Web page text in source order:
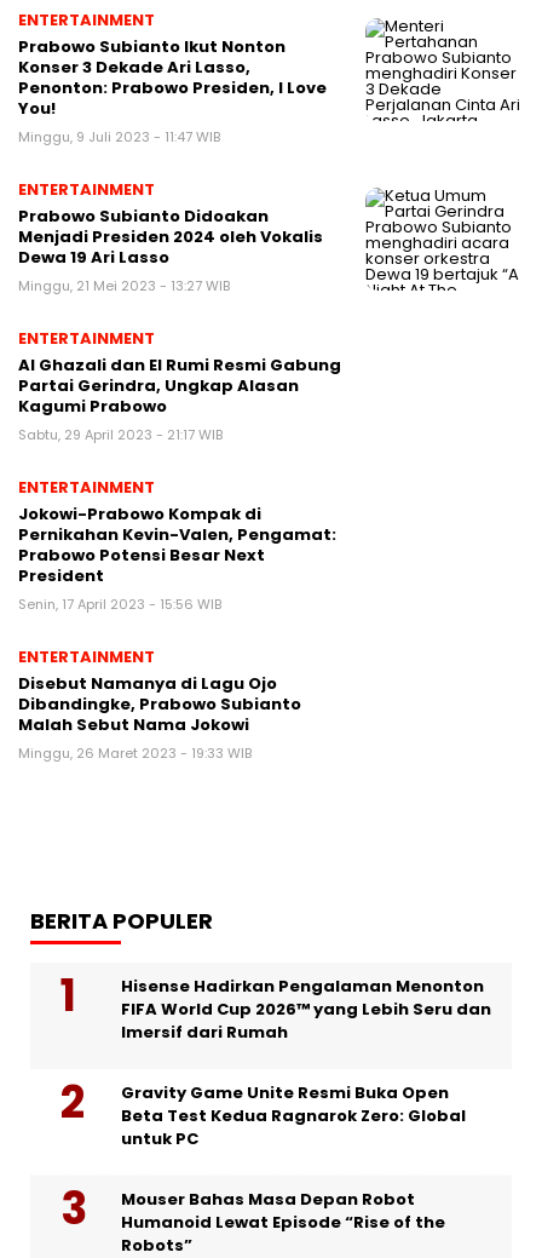
ENTERTAINMENT
Prabowo Subianto Ikut Nonton
Konser 3 Dekade Ari Lasso,
Penonton: Prabowo Presiden, I Love
You!
Minggu, 9 Juli 2023 - 11:47 WIB
ENTERTAINMENT
Prabowo Subianto Didoakan
Menjadi Presiden 2024 oleh Vokalis
Dewa 19 Ari Lasso
Minggu, 21 Mei 2023 - 13:27 WIB
ENTERTAINMENT
Al Ghazali dan El Rumi Resmi Gabung
Partai Gerindra, Ungkap Alasan
Kagumi Prabowo
Sabtu, 29 April 2023 - 21:17 WIB
ENTERTAINMENT
Jokowi-Prabowo Kompak di
Pernikahan Kevin-Valen, Pengamat:
Prabowo Potensi Besar Next
President
Senin, 17 April 2023 - 15:56 WIB
ENTERTAINMENT
Disebut Namanya di Lagu Ojo
Dibandingke, Prabowo Subianto
Malah Sebut Nama Jokowi
Minggu, 26 Maret 2023 - 19:33 WIB
BERITA POPULER
Hisense Hadirkan Pengalaman Menonton
FIFA World Cup 2026™ yang Lebih Seru dan
Imersif dari Rumah
Gravity Game Unite Resmi Buka Open
Beta Test Kedua Ragnarok Zero: Global
untuk PC
Mouser Bahas Masa Depan Robot
Humanoid Lewat Episode “Rise of the
Robots”